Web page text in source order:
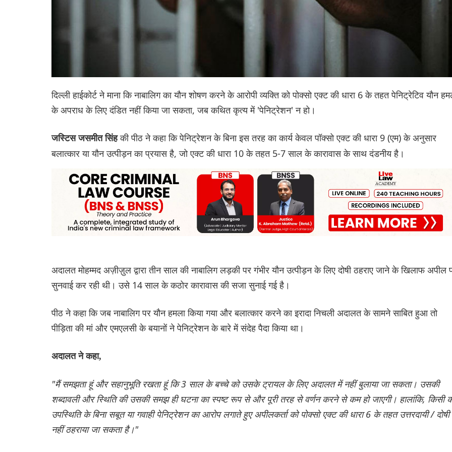
दिल्ली हाईकोर्ट ने माना कि नाबालिग का यौन शोषण करने के आरोपी व्यक्ति को पोक्सो एक्ट की धारा 6 के तहत पेनिट्रेटिव यौन
के अपराध के लिए दंडित नहीं किया जा सकता, जब कथित कृत्य में 'पेनिट्रेशन' न हो।
जस्टिस जसमीत सिंहकी पीठ ने कहा कि पेनिट्रेशन के बिना इस तरह का कार्य केवल पॉक्सो एक्ट की धारा 9 (एम) के अनुसार
बलात्कार या यौन उत्पीड़न का प्रयास है, जो एक्ट की धारा 10 के तहत 5-7 साल के कारावास के साथ दंडनीय है।
अदालत मोहम्मद अज़ीज़ुल द्वारा तीन साल की नाबालिग लड़की पर गंभीर यौन उत्पीड़न के लिए दोषी ठहराए जाने के खिलाफ अपील
सुनवाई कर रही थी। उसे 14 साल के कठोर कारावास की सजा सुनाई गई है।
पीठ ने कहा कि जब नाबालिग पर यौन हमला किया गया और बलात्कार करने का इरादा निचली अदालत के सामने साबित हुआ तो
पीड़िता की मां और एमएलसी के बयानों ने पेनिट्रेशन के बारे में संदेह पैदा किया था।
अदालत ने कहा,
"मैं समझता हूं और सहानुभूति रखता हूं कि 3 साल के बच्चे को उसके ट्रायल के लिए अदालत में नहीं बुलाया जा सकता। उसकी
शब्दावली और स्थिति की उसकी समझ ही घटना का स्पष्ट रूप से और पूरी तरह से वर्णन करने से कम हो जाएगी। हालांकि, किसी
उपस्थिति के बिना सबूत या गवाही पेनिट्रेशन का आरोप लगाते हुए अपीलकर्ता को पोक्सो एक्ट की धारा 6 के तहत उत्तरदायी / दोषी
नहीं ठहराया जा सकता है।"